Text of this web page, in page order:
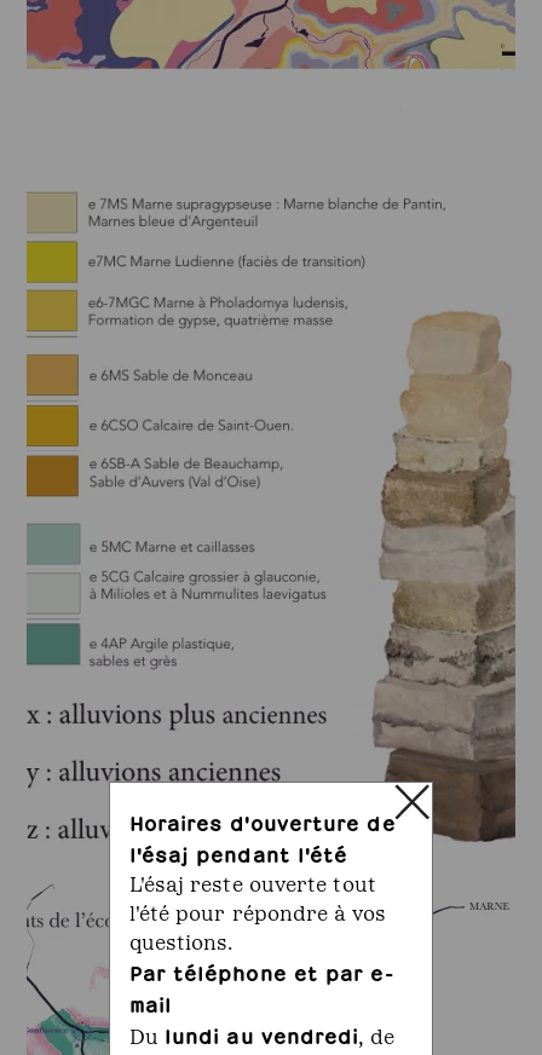
Horaires d'ouverture de
l'ésaj pendant l'été
L'ésaj reste ouverte tout
l'été pour répondre à vos
questions.
Par téléphone et par e-
mail
Du lundi au vendredi, de